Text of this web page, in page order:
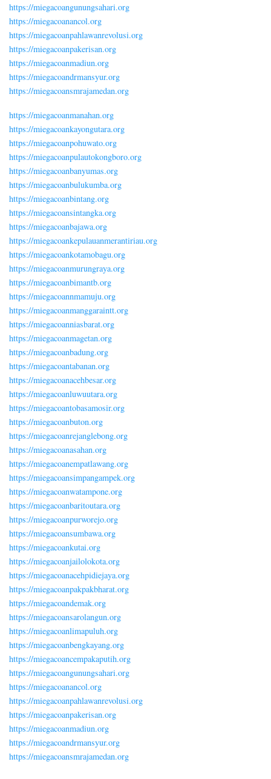
https://miegacoangunungsahari.org
https://miegacoanancol.org
https://miegacoanpahlawanrevolusi.org
https://miegacoanpakerisan.org
https://miegacoanmadiun.org
https://miegacoandrmansyur.org
https://miegacoansmrajamedan.org
https://miegacoanmanahan.org
https://miegacoankayongutara.org
https://miegacoanpohuwato.org
https://miegacoanpulautokongboro.org
https://miegacoanbanyumas.org
https://miegacoanbulukumba.org
https://miegacoanbintang.org
https://miegacoansintangka.org
https://miegacoanbajawa.org
https://miegacoankepulauanmerantiriau.org
https://miegacoankotamobagu.org
https://miegacoanmurungraya.org
https://miegacoanbimantb.org
https://miegacoannmamuju.org
https://miegacoanmanggaraintt.org
https://miegacoanniasbarat.org
https://miegacoanmagetan.org
https://miegacoanbadung.org
https://miegacoantabanan.org
https://miegacoanacehbesar.org
https://miegacoanluwuutara.org
https://miegacoantobasamosir.org
https://miegacoanbuton.org
https://miegacoanrejanglebong.org
https://miegacoanasahan.org
https://miegacoanempatlawang.org
https://miegacoansimpangampek.org
https://miegacoanwatampone.org
https://miegacoanbaritoutara.org
https://miegacoanpurworejo.org
https://miegacoansumbawa.org
https://miegacoankutai.org
https://miegacoanjailolokota.org
https://miegacoanacehpidiejaya.org
https://miegacoanpakpakbharat.org
https://miegacoandemak.org
https://miegacoansarolangun.org
https://miegacoanlimapuluh.org
https://miegacoanbengkayang.org
https://miegacoancempakaputih.org
https://miegacoangunungsahari.org
https://miegacoanancol.org
https://miegacoanpahlawanrevolusi.org
https://miegacoanpakerisan.org
https://miegacoanmadiun.org
https://miegacoandrmansyur.org
https://miegacoansmrajamedan.org